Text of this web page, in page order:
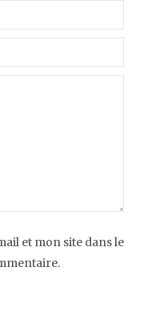
et mon site dans le